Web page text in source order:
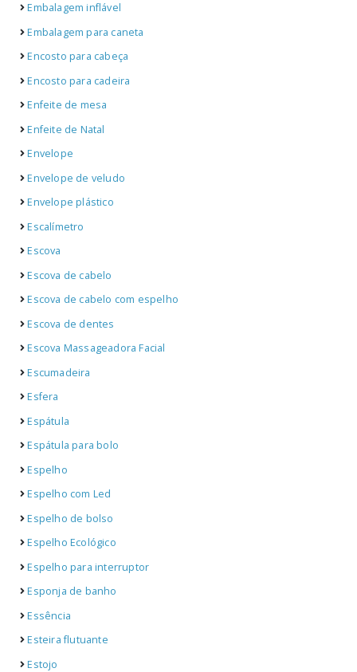
Embalagem inflável
Embalagem para caneta
Encosto para cabeça
Encosto para cadeira
Enfeite de mesa
Enfeite de Natal
Envelope
Envelope de veludo
Envelope plástico
Escalímetro
Escova
Escova de cabelo
Escova de cabelo com espelho
Escova de dentes
Escova Massageadora Facial
Escumadeira
Esfera
Espátula
Espátula para bolo
Espelho
Espelho com Led
Espelho de bolso
Espelho Ecológico
Espelho para interruptor
Esponja de banho
Essência
Esteira flutuante
Estojo